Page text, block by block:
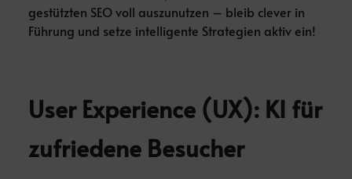
gestützten SEO voll auszunutzen – bleib clever in
Führung und setze intelligente Strategien aktiv ein!
User Experience (UX): KI für
zufriedene Besucher